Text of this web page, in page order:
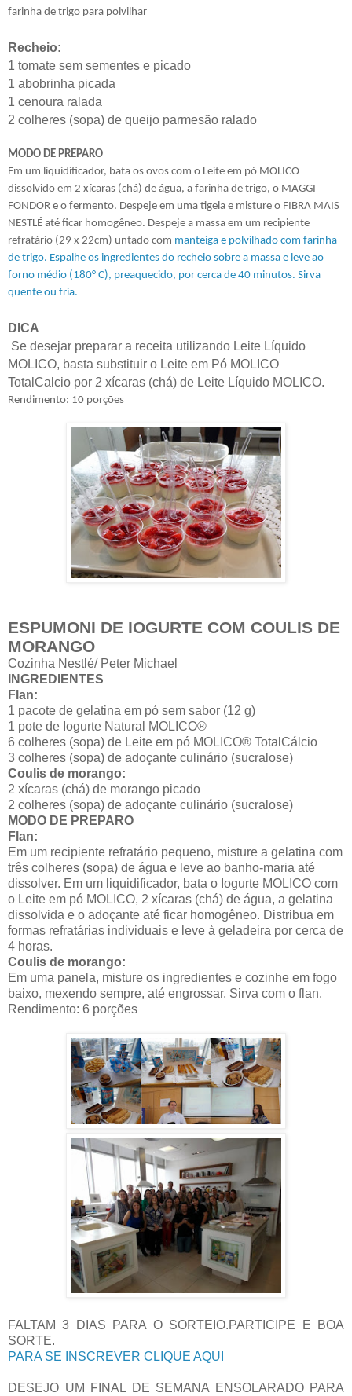
farinha de trigo para polvilhar
Recheio:
1 tomate sem sementes e picado
1 abobrinha picada
1 cenoura ralada
2 colheres (sopa) de queijo parmesão ralado
MODO DE PREPARO
Em um liquidificador, bata os ovos com o Leite em pó MOLICO
dissolvido em 2 xícaras (chá) de água, a farinha de trigo, o MAGGI
FONDOR e o fermento. Despeje em uma tigela e misture o FIBRA MAIS
NESTLÉ até ficar homogêneo. Despeje a massa em um recipiente
refratário (29 x 22cm) untado com manteiga e polvilhado com farinha
de trigo. Espalhe os ingredientes do recheio sobre a massa e leve ao
forno médio (180° C), preaquecido, por cerca de 40 minutos. Sirva
quente ou fria.
DICA
Se desejar preparar a receita utilizando Leite Líquido
MOLICO, basta substituir o Leite em Pó MOLICO
TotalCalcio por 2 xícaras (chá) de Leite Líquido MOLICO.
Rendimento: 10 porções
ESPUMONI DE IOGURTE COM COULIS DE
MORANGO
Cozinha Nestlé/ Peter Michael
INGREDIENTES
Flan:
1 pacote de gelatina em pó sem sabor (12 g)
1 pote de Iogurte Natural MOLICO®
6 colheres (sopa) de Leite em pó MOLICO® TotalCálcio
3 colheres (sopa) de adoçante culinário (sucralose)
Coulis de morango:
2 xícaras (chá) de morango picado
2 colheres (sopa) de adoçante culinário (sucralose)
MODO DE PREPARO
Flan:
Em um recipiente refratário pequeno, misture a gelatina com
três colheres (sopa) de água e leve ao banho-maria até
dissolver. Em um liquidificador, bata o Iogurte MOLICO com
o Leite em pó MOLICO, 2 xícaras (chá) de água, a gelatina
dissolvida e o adoçante até ficar homogêneo. Distribua em
formas refratárias individuais e leve à geladeira por cerca de
4 horas.
Coulis de morango:
Em uma panela, misture os ingredientes e cozinhe em fogo
baixo, mexendo sempre, até engrossar. Sirva com o flan.
Rendimento: 6 porções
FALTAM 3 DIAS PARA O SORTEIO.PARTICIPE E BOA
SORTE.
PARA SE INSCREVER CLIQUE AQUI
DESEJO UM FINAL DE SEMANA ENSOLARADO PARA